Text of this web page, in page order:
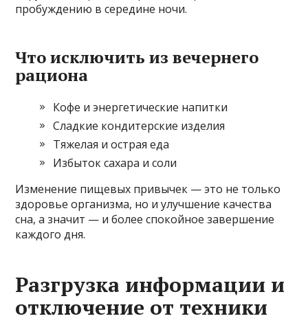
пробуждению в середине ночи.
Что исключить из вечернего
рациона
Кофе и энергетические напитки
Сладкие кондитерские изделия
Тяжелая и острая еда
Избыток сахара и соли
Изменение пищевых привычек — это не только
здоровье организма, но и улучшение качества
сна, а значит — и более спокойное завершение
каждого дня.
Разгрузка информации и
отключение от техники